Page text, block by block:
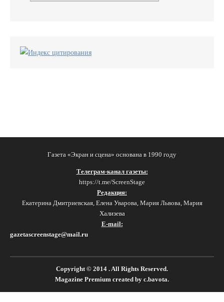
Газета «Экран и сцена» основана в 1990 году
Телеграм-канал газеты:
https://t.me/ScreenStage
Редакция:
Екатерина Дмитриевская, Елена Уварова, Мария Львова, Мария
Хализева
E-mail:
gazetascreenstage@mail.ru
Copyright © 2014 . All Rights Reserved.
Magazine Premium created by c.bavota.